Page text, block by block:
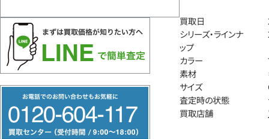
リ
ー
買取日
シリーズ・ラインナ
ップ
カラー
素材
サイズ
査定時の状態
買取店舗